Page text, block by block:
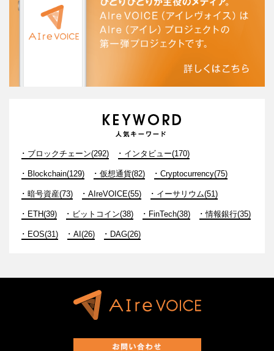
ブロックチェーン(292) インタビュー(170)
Blockchain(129) 仮想通貨(82) Cryptocurrency(75)
暗号資産(73) AIreVOICE(55) イーサリウム(51)
ETH(39) ビットコイン(38) FinTech(38) 情報銀行(35)
EOS(31) AI(26) DAG(26)